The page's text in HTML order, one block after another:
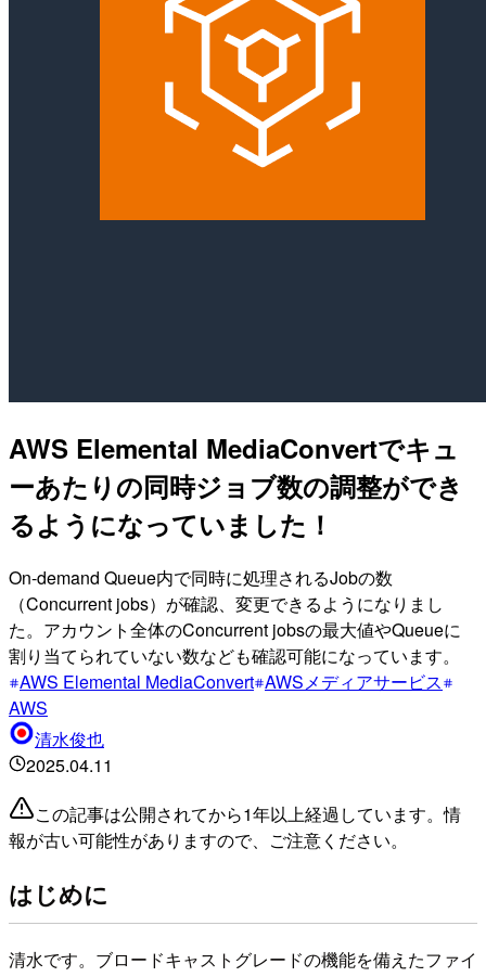
AWS Elemental MediaConvertでキュ
ーあたりの同時ジョブ数の調整ができ
るようになっていました！
On-demand Queue内で同時に処理されるJobの数
（Concurrent jobs）が確認、変更できるようになりまし
た。アカウント全体のConcurrent jobsの最大値やQueueに
割り当てられていない数なども確認可能になっています。
AWS Elemental MediaConvert AWSメディアサービス
AWS
清水俊也
2025.04.11
この記事は公開されてから1年以上経過しています。情
報が古い可能性がありますので、ご注意ください。
はじめに
清水です。ブロードキャストグレードの機能を備えたファイ